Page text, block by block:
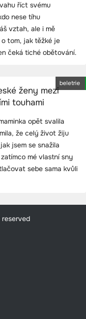
říct svému
nese tíhu
vztah, ale i mě
tom, jak těžké je
čeká tiché obětování.
beletrie
ženy mezi
touhami
opět svalila
že celý život žiju
jsem se snažila
mé vlastní sny
sebe sama kvůli